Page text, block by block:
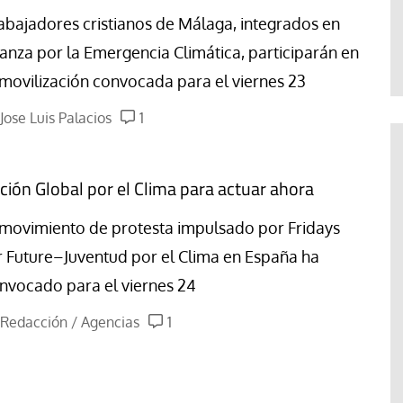
cristianos de Málaga, integrados en
por la Emergencia Climática, participarán en
convocada para el viernes 23
Jose Luis Palacios 1
Global por el Clima para actuar ahora
de protesta impulsado por Fridays
Future–Juventud por el Clima en España ha
para el viernes 24
Redacción / Agencias 1